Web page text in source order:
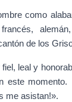
como
de los
leal y
este momento.
me asistan!».